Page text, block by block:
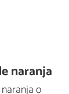
naranja
o